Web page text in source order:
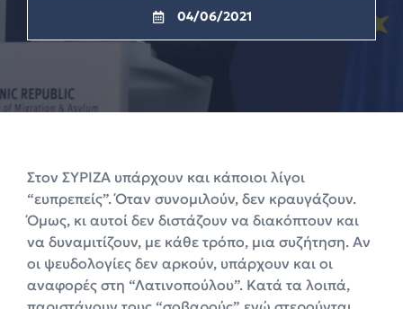
04/06/2021
Στον ΣΥΡΙΖΑ υπάρχουν και κάποιοι λίγοι
“ευπρεπείς”. Όταν συνομιλούν, δεν κραυγάζουν.
Όμως, κι αυτοί δεν διστάζουν να διακόπτουν και
να δυναμιτίζουν, με κάθε τρόπο, μια συζήτηση. Αν
οι ψευδολογίες δεν αρκούν, υπάρχουν και οι
αναφορές στη “Λατινοπούλου”. Κατά τα λοιπά,